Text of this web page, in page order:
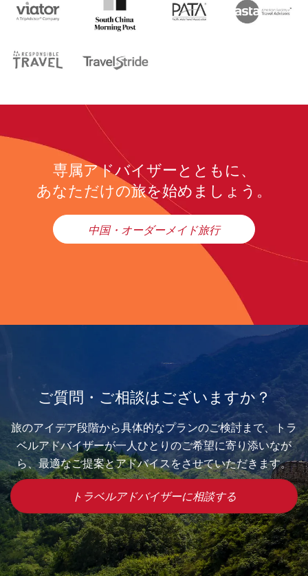
専属アドバイザーとともに、
あなただけの旅を始めましょう。
中国・オーダーメイド旅行
ご質問・ご相談はございますか？
旅のアイデア段階から具体的なプランのご検討まで、トラ
ベルアドバイザーが一人ひとりのご希望に寄り添いなが
ら、最適なご提案とアドバイスをさせていただきます。
トラベルアドバイザーに相談する